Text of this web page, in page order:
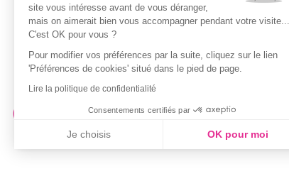
Guide des tailles
Politique de confidentialité
Conditions générales d’utilisation
de la Carte de Fidélité
site vous intéresse avant de vous déranger,
mais on aimerait bien vous accompagner pendant votre visite...
C'est OK pour vous ?
Pour modifier vos préférences par la suite, cliquez sur le lien
'Préférences de cookies' situé dans le pied de page.
Lire la politique de confidentialité
Consentements certifiés par
Je choisis OK pour moi